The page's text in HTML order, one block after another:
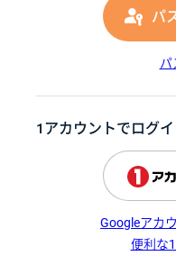
パ
パ
1アカウントでログ
Googleアカ
便利な